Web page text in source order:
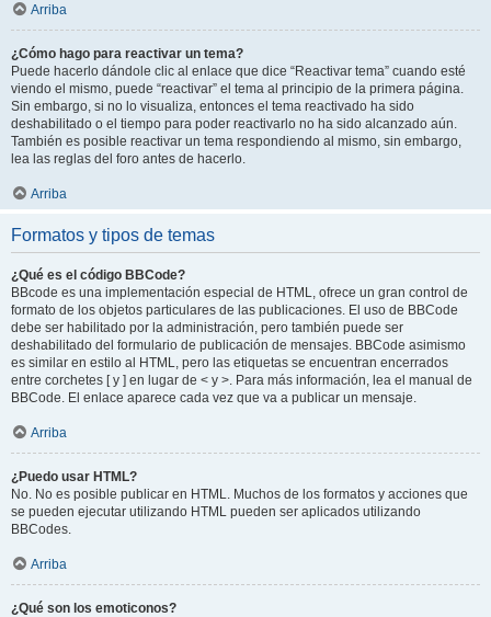
Arriba
¿Cómo hago para reactivar un tema?
Puede hacerlo dándole clic al enlace que dice “Reactivar tema” cuando esté
viendo el mismo, puede “reactivar” el tema al principio de la primera página.
Sin embargo, si no lo visualiza, entonces el tema reactivado ha sido
deshabilitado o el tiempo para poder reactivarlo no ha sido alcanzado aún.
También es posible reactivar un tema respondiendo al mismo, sin embargo,
lea las reglas del foro antes de hacerlo.
Arriba
Formatos y tipos de temas
¿Qué es el código BBCode?
BBcode es una implementación especial de HTML, ofrece un gran control de
formato de los objetos particulares de las publicaciones. El uso de BBCode
debe ser habilitado por la administración, pero también puede ser
deshabilitado del formulario de publicación de mensajes. BBCode asimismo
es similar en estilo al HTML, pero las etiquetas se encuentran encerrados
entre corchetes [ y ] en lugar de < y >. Para más información, lea el manual de
BBCode. El enlace aparece cada vez que va a publicar un mensaje.
Arriba
¿Puedo usar HTML?
No. No es posible publicar en HTML. Muchos de los formatos y acciones que
se pueden ejecutar utilizando HTML pueden ser aplicados utilizando
BBCodes.
Arriba
¿Qué son los emoticonos?